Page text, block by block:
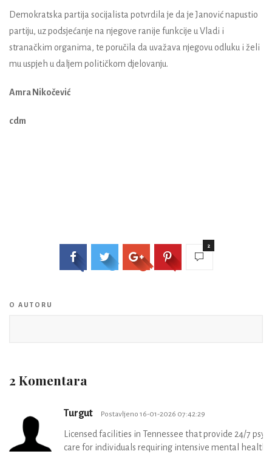
Demokratska partija socijalista potvrdila je da je Janović napustio
partiju, uz podsjećanje na njegove ranije funkcije u Vladi i
stranačkim organima, te poručila da uvažava njegovu odluku i želi
mu uspjeh u daljem političkom djelovanju.
Amra Nikočević
cdm
2
O AUTORU
2 Komentara
Turgut Postavljeno 16-01-2026 07:42:29
Licensed facilities in Tennessee that provide 24/7
care for individuals requiring intensive mental health